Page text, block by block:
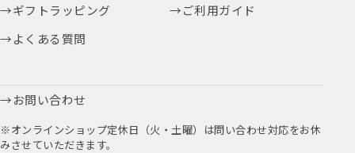
ギフトラッピング
ご利用ガイド
よくある質問
お問い合わせ
※オンラインショップ定休日（火・土曜）は問い合わせ対応をお休
みさせていただきます。